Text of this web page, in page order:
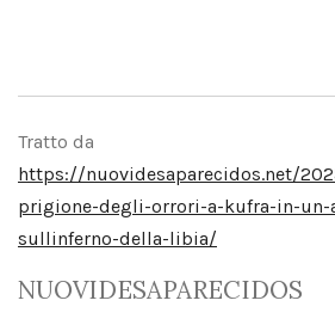
Tratto da
https://nuovidesaparecidos.net/
prigione-degli-orrori-a-kufra-in-un-
sullinferno-della-libia/
NUOVIDESAPARECIDOS